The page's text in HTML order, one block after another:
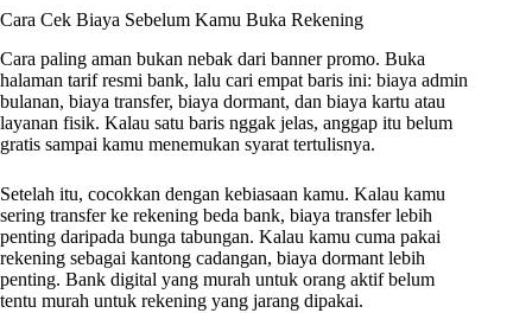
Cara Cek Biaya Sebelum Kamu Buka Rekening
Cara paling aman bukan nebak dari banner promo. Buka
halaman tarif resmi bank, lalu cari empat baris ini: biaya admin
bulanan, biaya transfer, biaya dormant, dan biaya kartu atau
layanan fisik. Kalau satu baris nggak jelas, anggap itu belum
gratis sampai kamu menemukan syarat tertulisnya.
Setelah itu, cocokkan dengan kebiasaan kamu. Kalau kamu
sering transfer ke rekening beda bank, biaya transfer lebih
penting daripada bunga tabungan. Kalau kamu cuma pakai
rekening sebagai kantong cadangan, biaya dormant lebih
penting. Bank digital yang murah untuk orang aktif belum
tentu murah untuk rekening yang jarang dipakai.